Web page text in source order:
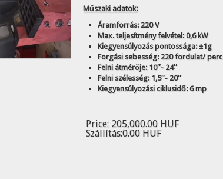
Műszaki adatok:
Áramforrás: 220 V
Max. teljesítmény felvétel: 0,6 kW
Kiegyensúlyozás pontossága: ±1g
Forgási sebesség: 220 fordulat/ perc
Felni átmérője: 10″- 24″
Felni szélesség: 1,5″- 20″
Kiegyensúlyozási ciklusidő: 6 mp
Price: 205,000.00 HUF
Szállítás:0.00 HUF